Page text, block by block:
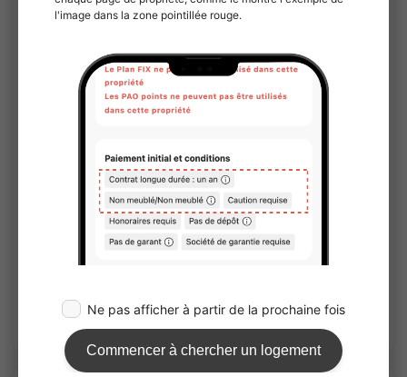
1/2
Ludens Tokiwadai III